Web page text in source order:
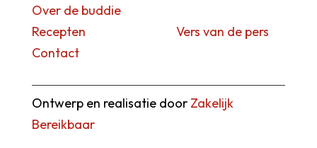
Over de buddie
Recepten Vers van de pers
Contact
Ontwerp en realisatie door Zakelijk
Bereikbaar